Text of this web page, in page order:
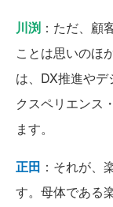
川渕 ：ただ、顧
ことは思いのほ
は、DX推進や
クスペリエンス
ます。
正田 ：それが、
す。母体である